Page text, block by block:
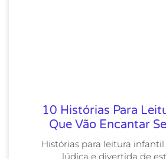
10 Histórias Para
Que Vão Encantar
Histórias para leitura
lúdica e divertida de